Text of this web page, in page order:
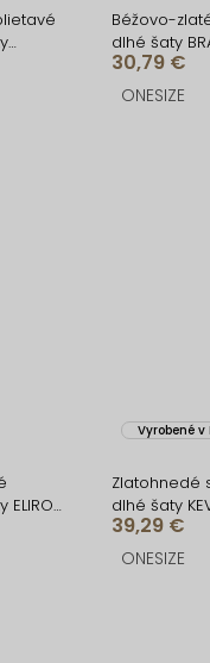
Béžovo-
dlhé šaty
mašľami
30,79 €
ONESIZE
Vyrobené v
Zlatohnedé
dlhé šaty
ramienok
39,29 €
ONESIZE